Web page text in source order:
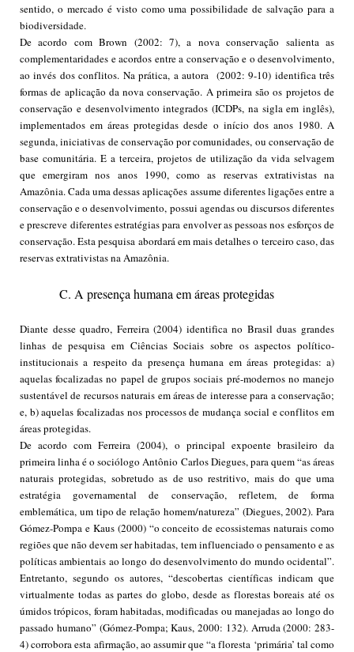
sentido, o mercado é visto como uma possibilidade de salvação para a
biodiversidade.
De acordo com Brown (2002: 7), a nova conservação salienta as
complementaridades e acordos entre a conservação e o desenvolvimento,
ao invés dos conflitos. Na prática, a autora (2002: 9-10) identifica três
formas de aplicação da nova conservação. A primeira são os projetos de
conservação e desenvolvimento integrados (ICDPs, na sigla em inglês),
implementados em áreas protegidas desde o início dos anos 1980. A
segunda, iniciativas de conservação por comunidades, ou conservação de
base comunitária. E a terceira, projetos de utilização da vida selvagem
que emergiram nos anos 1990, como as reservas extrativistas na
Amazônia. Cada uma dessas aplicações assume diferentes ligações entre a
conservação e o desenvolvimento, possui agendas ou discursos diferentes
e prescreve diferentes estratégias para envolver as pessoas nos esforços de
conservação. Esta pesquisa abordará em mais detalhes o terceiro caso, das
reservas extrativistas na Amazônia.
C. A presença humana em áreas protegidas
Diante desse quadro, Ferreira (2004) identifica no Brasil duas grandes
linhas de pesquisa em Ciências Sociais sobre os aspectos político-
institucionais a respeito da presença humana em áreas protegidas: a)
aquelas focalizadas no papel de grupos sociais pré-modernos no manejo
sustentável de recursos naturais em áreas de interesse para a conservação;
e, b) aquelas focalizadas nos processos de mudança social e conflitos em
áreas protegidas.
De acordo com Ferreira (2004), o principal expoente brasileiro da
primeira linha é o sociólogo Antônio Carlos Diegues, para quem “as áreas
naturais protegidas, sobretudo as de uso restritivo, mais do que uma
estratégia governamental de conservação, refletem, de forma
emblemática, um tipo de relação homem/natureza” (Diegues, 2002). Para
Gómez-Pompa e Kaus (2000) “o conceito de ecossistemas naturais como
regiões que não devem ser habitadas, tem influenciado o pensamento e as
políticas ambientais ao longo do desenvolvimento do mundo ocidental”.
Entretanto, segundo os autores, “descobertas científicas indicam que
virtualmente todas as partes do globo, desde as florestas boreais até os
úmidos trópicos, foram habitadas, modificadas ou manejadas ao longo do
passado humano” (Gómez-Pompa; Kaus, 2000: 132). Arruda (2000: 283-
4) corrobora esta afirmação, ao assumir que “a floresta ‘primária’ tal como